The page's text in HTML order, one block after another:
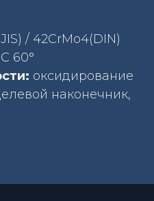
/ 42CrMo4(DIN)
60°
оксидирование
наконечник,